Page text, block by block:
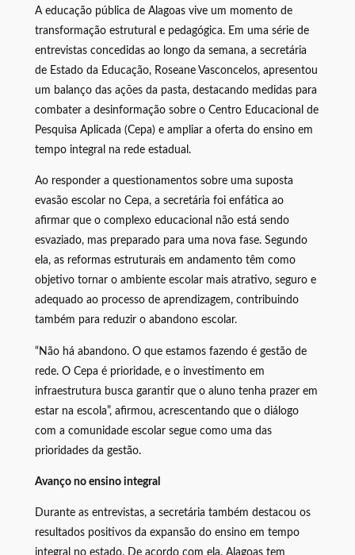
A educação pública de Alagoas vive um momento de
transformação estrutural e pedagógica. Em uma série de
entrevistas concedidas ao longo da semana, a secretária
de Estado da Educação, Roseane Vasconcelos, apresentou
um balanço das ações da pasta, destacando medidas para
combater a desinformação sobre o Centro Educacional de
Pesquisa Aplicada (Cepa) e ampliar a oferta do ensino em
tempo integral na rede estadual.
Ao responder a questionamentos sobre uma suposta
evasão escolar no Cepa, a secretária foi enfática ao
afirmar que o complexo educacional não está sendo
esvaziado, mas preparado para uma nova fase. Segundo
ela, as reformas estruturais em andamento têm como
objetivo tornar o ambiente escolar mais atrativo, seguro e
adequado ao processo de aprendizagem, contribuindo
também para reduzir o abandono escolar.
“Não há abandono. O que estamos fazendo é gestão de
rede. O Cepa é prioridade, e o investimento em
infraestrutura busca garantir que o aluno tenha prazer em
estar na escola”, afirmou, acrescentando que o diálogo
com a comunidade escolar segue como uma das
prioridades da gestão.
Avanço no ensino integral
Durante as entrevistas, a secretária também destacou os
resultados positivos da expansão do ensino em tempo
integral no estado. De acordo com ela, Alagoas tem